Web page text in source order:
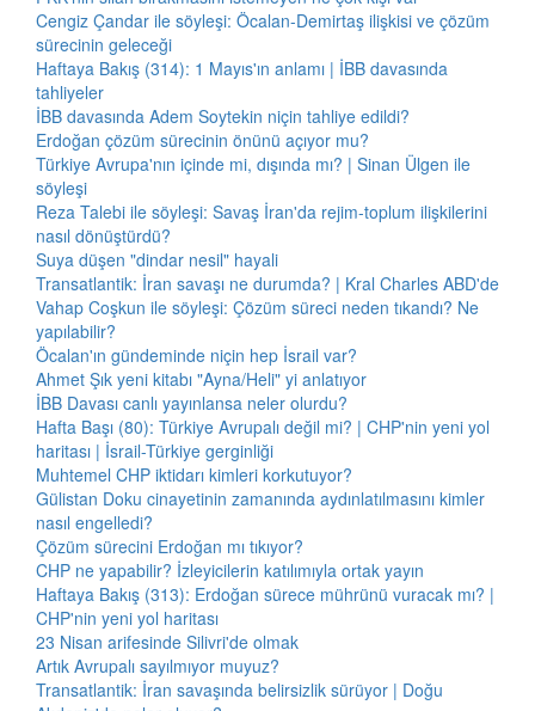
Cengiz Çandar ile söyleşi: Öcalan-Demirtaş ilişkisi ve çözüm
sürecinin geleceği
Haftaya Bakış (314): 1 Mayıs'ın anlamı | İBB davasında
tahliyeler
İBB davasında Adem Soytekin niçin tahliye edildi?
Erdoğan çözüm sürecinin önünü açıyor mu?
Türkiye Avrupa'nın içinde mi, dışında mı? | Sinan Ülgen ile
söyleşi
Reza Talebi ile söyleşi: Savaş İran'da rejim-toplum ilişkilerini
nasıl dönüştürdü?
Suya düşen "dindar nesil" hayali
Transatlantik: İran savaşı ne durumda? | Kral Charles ABD'de
Vahap Coşkun ile söyleşi: Çözüm süreci neden tıkandı? Ne
yapılabilir?
Öcalan'ın gündeminde niçin hep İsrail var?
Ahmet Şık yeni kitabı "Ayna/Heli" yi anlatıyor
İBB Davası canlı yayınlansa neler olurdu?
Hafta Başı (80): Türkiye Avrupalı değil mi? | CHP'nin yeni yol
haritası | İsrail-Türkiye gerginliği
Muhtemel CHP iktidarı kimleri korkutuyor?
Gülistan Doku cinayetinin zamanında aydınlatılmasını kimler
nasıl engelledi?
Çözüm sürecini Erdoğan mı tıkıyor?
CHP ne yapabilir? İzleyicilerin katılımıyla ortak yayın
Haftaya Bakış (313): Erdoğan sürece mührünü vuracak mı? |
CHP'nin yeni yol haritası
23 Nisan arifesinde Silivri'de olmak
Artık Avrupalı sayılmıyor muyuz?
Transatlantik: İran savaşında belirsizlik sürüyor | Doğu